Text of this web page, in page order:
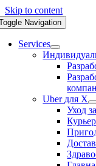
Skip to content
Navigation
Services
Uber для X
Уход